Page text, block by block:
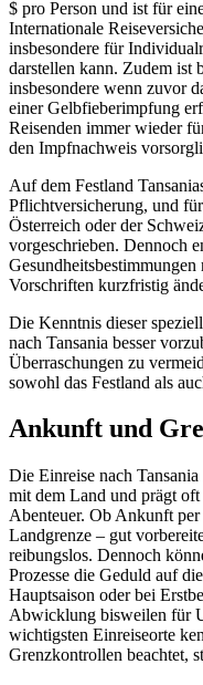
$ pro Person und ist für
Internationale
insbesondere für
darstellen kann. Zudem ist
insbesondere wenn zuvor
einer Gelbfieberimpfung
Reisenden immer wieder
den Impfnachweis
Auf dem Festland
Pflichtversicherung, und
Österreich oder der
vorgeschrieben. Dennoch
Vorschriften kurzfristig
Die Kenntnis dieser
nach Tansania besser
Überraschungen zu
sowohl das Festland als
Ankunft und
Die Einreise nach
mit dem Land und prägt oft
Abenteuer. Ob Ankunft
Landgrenze – gut
reibungslos. Dennoch
Prozesse die Geduld auf
Hauptsaison oder bei
Abwicklung bisweilen für
wichtigsten Einreiseorte
Grenzkontrollen beachtet,